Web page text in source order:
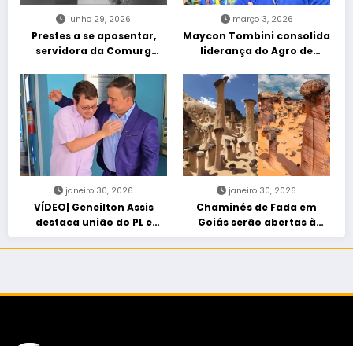
junho 29, 2026
Prestes a se aposentar,
servidora da Comurg
entra em protocolo de
morte encefálica
março 3, 2026
Maycon Tombini consolida
liderança do Agro de
“Acorda Brasil” em Goiânia
janeiro 30, 2026
VÍDEO| Geneilton Assis
destaca união do PL e
consolidação de apoio a
Maycon Tombini em Jataí
janeiro 30, 2026
Chaminés de Fada em
Goiás serão abertas à
visitação controlada